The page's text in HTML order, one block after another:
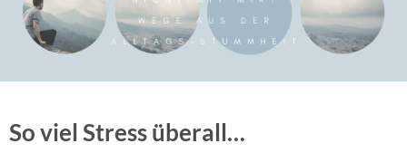
So viel Stress überall…